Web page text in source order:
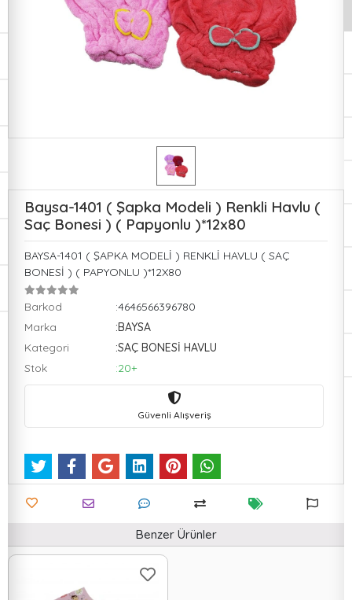
Baysa-1401 ( Şapka Modeli ) Renkli Havlu (
Saç Bonesi ) ( Papyonlu )*12x80
BAYSA-1401 ( ŞAPKA MODELİ ) RENKLİ HAVLU ( SAÇ
BONESİ ) ( PAPYONLU )*12X80
Barkod
:4646566396780
Marka
:BAYSA
Kategori
:SAÇ BONESİ HAVLU
Stok
:20+
Güvenli Alışveriş
Benzer Ürünler